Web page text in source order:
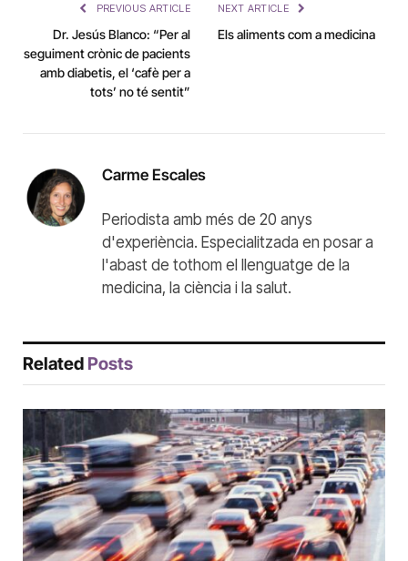
PREVIOUS ARTICLE
Dr. Jesús Blanco: “Per al
seguiment crònic de pacients
amb diabetis, el ‘cafè per a
tots’ no té sentit”
NEXT ARTICLE
Els aliments com a medicina
Carme Escales
Periodista amb més de 20 anys
d'experiència. Especialitzada en posar a
l'abast de tothom el llenguatge de la
medicina, la ciència i la salut.
Related Posts